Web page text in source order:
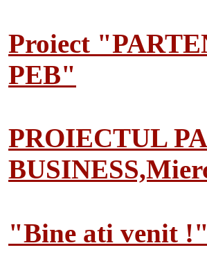
Proiect
PEB"
PROIECTUL
"Bine ati venit !"